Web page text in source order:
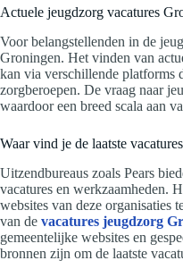
Actuele jeugdzorg vacatures
Voor belangstellenden in de
Groningen. Het vinden van
kan via verschillende platforms
zorgberoepen. De vraag naar
waardoor een breed scala aan
Waar vind je de laatste
Uitzendbureaus zoals Pears
vacatures en werkzaamheden.
websites van deze organisaties
van de vacatures jeugdzorg
gemeentelijke websites en
bronnen zijn om de laatste